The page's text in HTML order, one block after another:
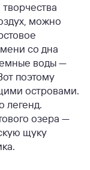
можно
со дна
воды —
поэтому
островами.
легенд.
озера —
щуку